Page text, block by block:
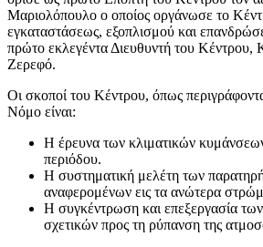
Μαριολόπουλο ο οποίος οργάνωσε το
εγκαταστάσεως, εξοπλισμού και
πρώτο εκλεγέντα Διευθυντή του
Ζερεφό.
Οι σκοποί του Κέντρου, όπως
Νόμο είναι:
Η έρευνα των κλιματικών
περιόδου.
H συστηματική μελέτη των
αναφερομένων εις τα ανώτερα
H συγκέντρωση και επεξεργασία
σχετικών προς τη ρύπανση της